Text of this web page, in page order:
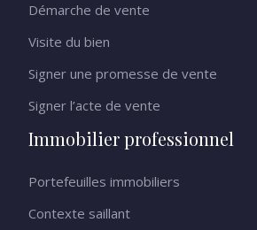
Démarche de vente
Visite du bien
Signer une promesse de vente
Signer l’acte de vente
Immobilier professionnel
Portefeuilles immobiliers
Contexte saillant